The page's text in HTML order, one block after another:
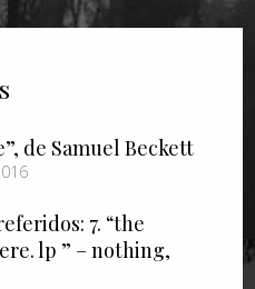
de Samuel Beckett
7. “the
lp ” – nothing​,​